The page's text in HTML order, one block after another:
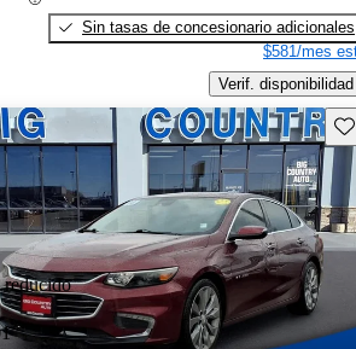
Sin tasas de concesionario adicionales
$581/mes
Verif. disponibilidad
Aviso
reducido